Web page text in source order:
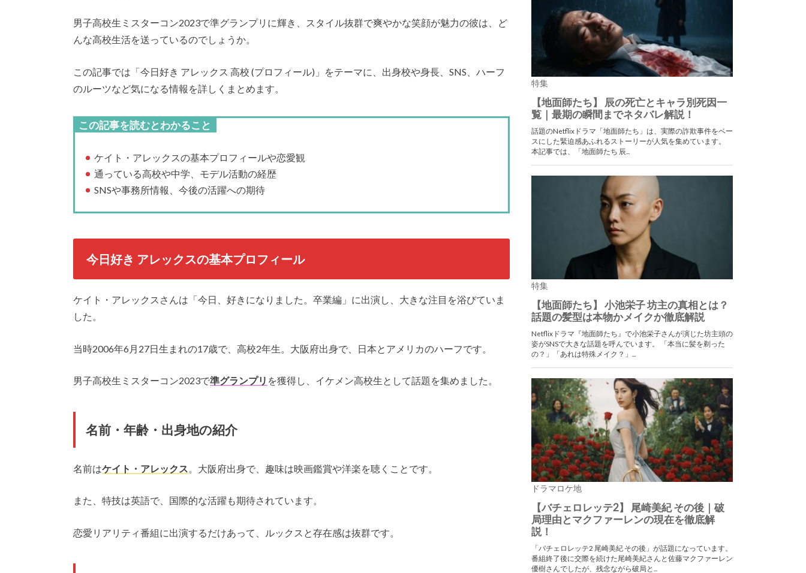
男子高校生ミスターコン2023で準グランプリに輝き、スタイル抜群で爽やかな笑顔が魅力の彼は、ど
んな高校生活を送っているのでしょうか。
この記事では「今日好き アレックス 高校 (プロフィール)」をテーマに、出身校や身長、SNS、ハーフ
のルーツなど気になる情報を詳しくまとめます。
この記事を読むとわかること
ケイト・アレックスの基本プロフィールや恋愛観
通っている高校や中学、モデル活動の経歴
SNSや事務所情報、今後の活躍への期待
今日好き アレックスの基本プロフィール
ケイト・アレックスさんは「今日、好きになりました。卒業編」に出演し、大きな注目を浴びていま
した。
当時2006年6月27日生まれの17歳で、高校2年生。大阪府出身で、日本とアメリカのハーフです。
男子高校生ミスターコン2023で準グランプリ を獲得し、イケメン高校生として話題を集めました。
名前・年齢・出身地の紹介
名前はケイト・アレックス。大阪府出身で、趣味は映画鑑賞や洋楽を聴くことです。
また、特技は英語で、国際的な活躍も期待されています。
恋愛リアリティ番組に出演するだけあって、ルックスと存在感は抜群です。